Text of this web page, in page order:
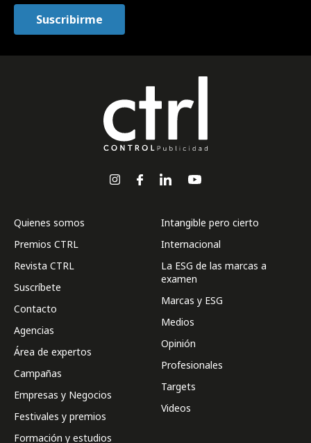
Quienes somos
Premios CTRL
Revista CTRL
Suscríbete
Contacto
Agencias
Área de expertos
Campañas
Empresas y Negocios
Festivales y premios
Formación y estudios
Intangible pero cierto
Internacional
La ESG de las marcas a
examen
Marcas y ESG
Medios
Opinión
Profesionales
Targets
Videos